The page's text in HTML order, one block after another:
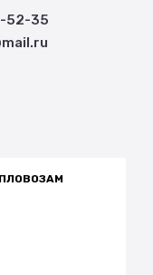
52-35